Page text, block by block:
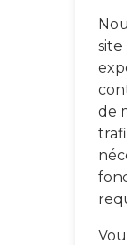
de